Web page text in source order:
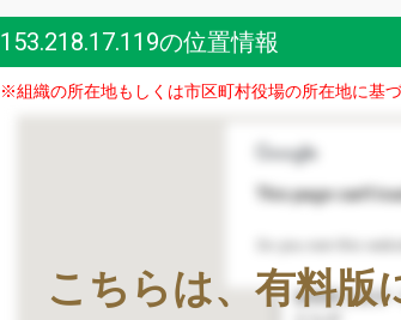
153.218.17.119の位置情報
※組織の所在地もしくは市区町村役場の所在地に基
株式会社
〒411-0036
静岡県三島市
This page can't
こちらは、有料版